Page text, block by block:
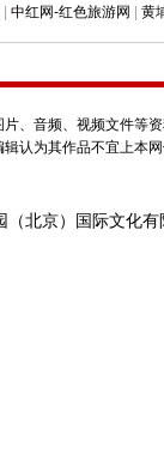
中红网-红色旅游网 黄
、音频、视频文件等
认为其作品不宜上本
（北京）国际文化